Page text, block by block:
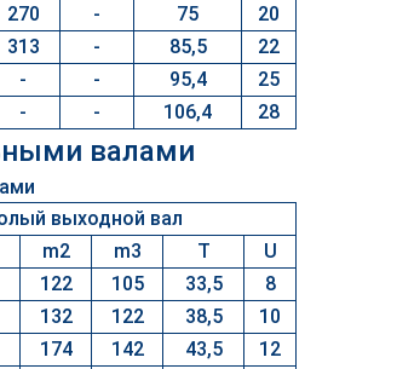
270 - 75
20
313 - 85,5
22
- - 95,4
25
- - 106,4 28
валами
выходной вал
m2 m3 T
U
122 105 33,5
8
132 122 38,5
10
174 142 43,5
12